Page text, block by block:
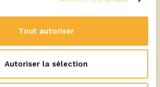
Tout autoriser
Autoriser la sélection